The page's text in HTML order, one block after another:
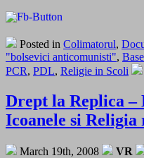
Posted in Colimatorul,
"bolsevici anticomunisti",
PCR, PDL, Religie in Scoli
Drept la Replica
Icoanele si Religia
March 19th, 2008 VR